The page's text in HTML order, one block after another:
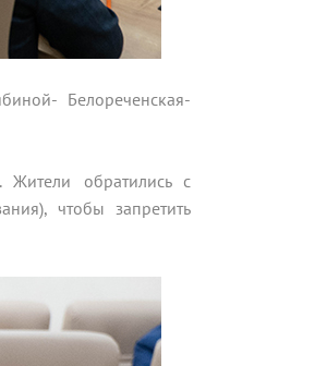
Белореченская-
обратились с
чтобы запретить